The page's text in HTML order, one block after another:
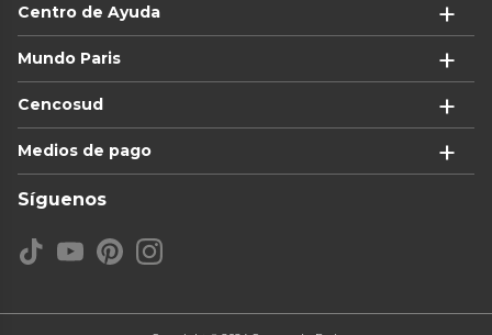
Centro de Ayuda
Mundo Paris
Cencosud
Medios de pago
Síguenos